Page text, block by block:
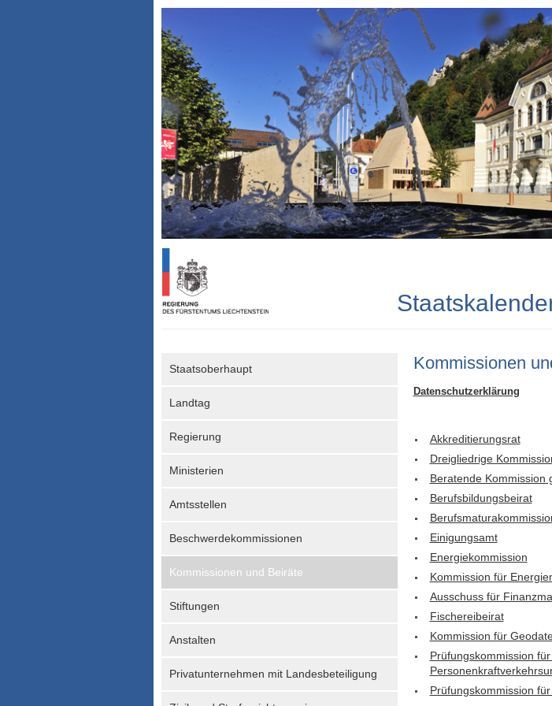
Staatsoberhaupt
Landtag
Regierung
Ministerien
Amtsstellen
Beschwerdekommissionen
Kommissionen und Beiräte
Stiftungen
Anstalten
Privatunternehmen mit Landesbeteiligung
Kom­missionen
Datenschutzerklärung
Akkreditierungsrat
Dreigliedrige
Beratende Kommission
Berufsbildungsbeirat
Einigungsamt
Energiekommission
Kommission für
Ausschuss für
Fischereibeirat
Kommission für
Prüfungskommission
Prüfungskommission